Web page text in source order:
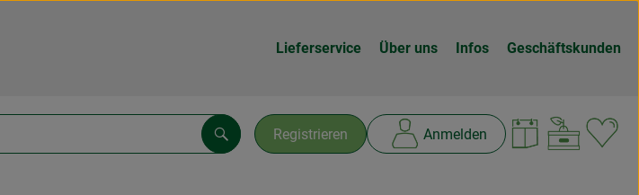
Lieferservice Über uns Infos Geschäftskunden
Registrieren Anmelden
Suchen